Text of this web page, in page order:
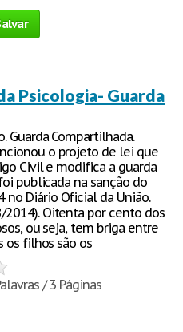
Psicologia- Guarda
Guarda Compartilhada.
o projeto de lei que
Civil e modifica a guarda
publicada na sanção do
no Diário Oficial da União.
Oitenta por cento dos
ou seja, tem briga entre
os filhos são os
/ 3 Páginas